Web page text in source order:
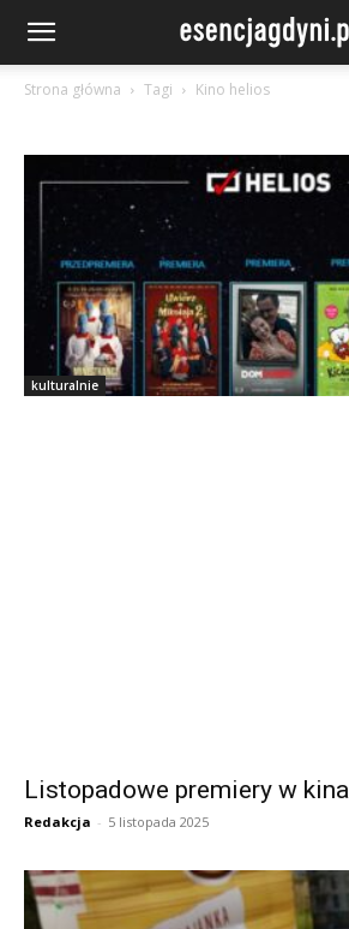
Strona główna Tagi Kino helios
kulturalnie
Listopadowe premiery w
Redakcja - 5 listopada 2025